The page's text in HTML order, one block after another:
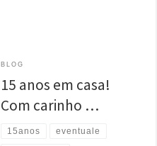
BLOG
15 anos em casa!
Com carinho …
15anos eventuale